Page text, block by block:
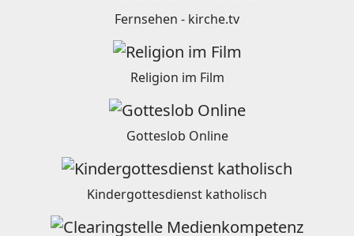
Fernsehen - kirche.tv
Religion im Film
Gotteslob Online
Kindergottesdienst katholisch